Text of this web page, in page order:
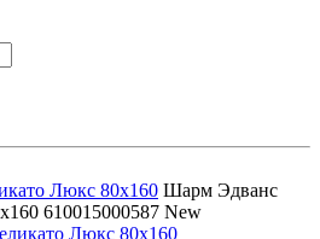
Люкс 80x160 Шарм Эдванс
610015000587 New